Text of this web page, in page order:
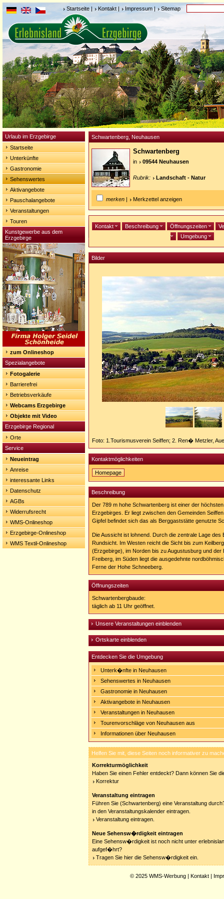
Startseite | Kontakt | Impressum| Sitemap
Urlaub im Erzgebirge
Startseite
Unterkünfte
Gastronomie
Sehenswertes
Aktivangebote
Pauschalangebote
Veranstaltungen
Touren
Kunstgewerbe aus dem
Erzgebirge
zum Onlineshop
Spezialangebote
Fotogalerie
Barrierefrei
Betriebsverkäufe
Webcams Erzgebirge
Objekte mit Video
Erzgebirge Regional
Orte
Service
Neueintrag
Anreise
interessante Links
Datenschutz
AGBs
Widerrufsrecht
WMS-Onlineshop
Erzgebirge-Onlineshop
WMS Textil-Onlineshop
Schwartenberg, Neuhausen
Schwartenberg
in 09544 Neuhausen
Rubrik: Landschaft - Natur
merken | Merkzettel anzeigen
Kontakt Beschreibung Öffnungszeiten
Umgebung
Bilder
Foto: 1.Tourismusverein Seiffen; 2. Ren� Metzler,
Kontaktmöglichkeiten
Homepage
Homepage:
http://www.schwartenbergbaude.de/
Beschreibung
Der 789 m hohe Schwartenberg ist einer der
Erzgebirges. Er liegt zwischen den Gemeinden
Gipfel befindet sich das als Berggaststätte genutzte
Die Aussicht ist lohnend. Durch die zentrale Lage des
Rundsicht. Im Westen reicht die Sicht bis zum
(Erzgebirge), im Norden bis zu Augustusburg und
Freiberg, im Süden liegt die ausgedehnte
Ferne der Hohe Schneeberg.
Öffnungszeiten
Schwartenbergbaude:
täglich ab 11 Uhr geöffnet.
Unsere Veranstaltungen einblenden
Ortskarte einblenden
Entdecken Sie die Umgebung
Unterk�nfte in Neuhausen
Sehenswertes in Neuhausen
Gastronomie in Neuhausen
Aktivangebote in Neuhausen
Veranstaltungen in Neuhausen
Tourenvorschläge von Neuhausen aus
Informationen über Neuhausen
Helfen Sie mit, diese Seiten noch informativer zu
Korrekturmöglichkeit
Haben Sie einen Fehler entdeckt? Dann können Sie
Korrektur
Veranstaltung eintragen
Führen Sie (Schwartenberg) eine Veranstaltung
in den Veranstaltungskalender eintragen.
Veranstaltung eintragen.
Neue Sehensw�rdigkeit eintragen
Eine Sehensw�rdigkeit ist noch nicht unter
aufgef�hrt?
Tragen Sie hier die Sehensw�rdigkeit ein.
© 2025 WMS-Werbung | Kontakt |